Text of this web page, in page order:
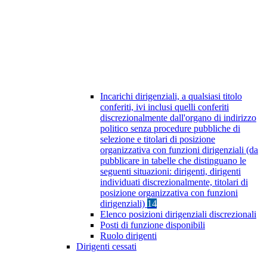
Incarichi dirigenziali, a qualsiasi titolo
conferiti, ivi inclusi quelli conferiti
discrezionalmente dall'organo di indirizzo
politico senza procedure pubbliche di
selezione e titolari di posizione
organizzativa con funzioni dirigenziali (da
pubblicare in tabelle che distinguano le
seguenti situazioni: dirigenti, dirigenti
individuati discrezionalmente, titolari di
posizione organizzativa con funzioni
dirigenziali) 14
Elenco posizioni dirigenziali discrezionali
Posti di funzione disponibili
Ruolo dirigenti
Dirigenti cessati